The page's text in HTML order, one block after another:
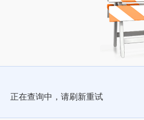
正在查询中，请刷新重试